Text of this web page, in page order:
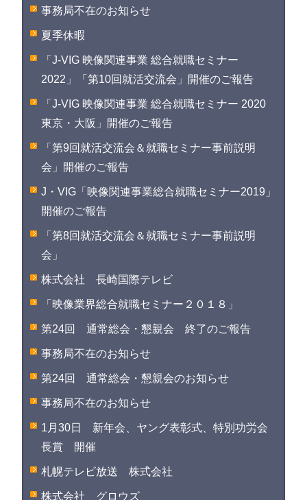
事務局不在のお知らせ
夏季休暇
「J-VIG 映像関連事業 総合就職セミナー
2022」「第10回就活交流会」開催のご報告
「J-VIG 映像関連事業 総合就職セミナー 2020
東京・大阪」開催のご報告
「第9回就活交流会＆就職セミナー事前説明
会」開催のご報告
J・VIG「映像関連事業総合就職セミナー2019」
開催のご報告
「第8回就活交流会＆就職セミナー事前説明
会」
株式会社 長崎国際テレビ
「映像業界総合就職セミナー２０１８」
第24回 通常総会・懇親会 終了のご報告
事務局不在のお知らせ
第24回 通常総会・懇親会のお知らせ
事務局不在のお知らせ
1月30日 新年会、ヤング表彰式、特別功労会
長賞 開催
札幌テレビ放送 株式会社
株式会社 グロウズ